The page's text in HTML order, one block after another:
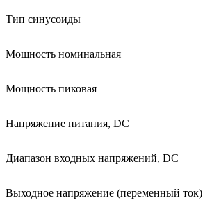
Тип синусоиды
Мощность номинальная
Moщность пиковая
Напряжение питания, DC
Диапазон входных напряжений, DC
Выходное напряжение (переменный ток)